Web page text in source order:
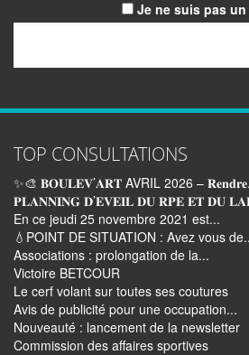
Je ne suis pas
TOP CONSULTATIONS
✨🎨 𝐁𝐎𝐔𝐋𝐄𝐕’𝐀𝐑𝐓 AVRIL 2026 –
𝐏𝐋𝐀𝐍𝐍𝐈𝐍𝐆 𝐃’𝐄𝐕𝐄𝐈𝐋 𝐃𝐔 𝐑𝐏𝐄 𝐄𝐓 𝐃𝐔
En ce jeudi 25 novembre 2021 est...
💧POINT DE SITUATION : Avez vous
Associations : prolongation de la...
Victoire BETCOUR
Le cerf volant sur toutes ses coutures
Avis de publicité pour une occupation...
Nouveauté : lancement de la newsletter
Commission des affaires sportives